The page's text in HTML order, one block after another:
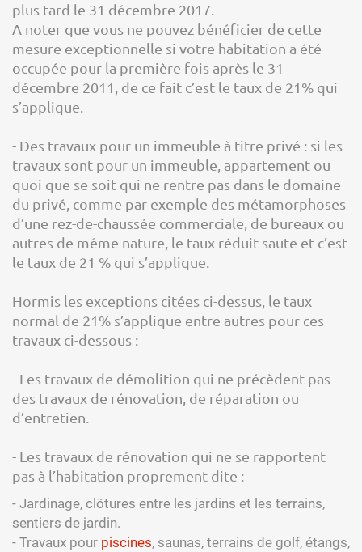
plus tard le 31 décembre 2017.
A noter que vous ne pouvez bénéficier de cette
mesure exceptionnelle si votre habitation a été
occupée pour la première fois après le 31
décembre 2011, de ce fait c’est le taux de 21% qui
s’applique.
- Des travaux pour un immeuble à titre privé : si les
travaux sont pour un immeuble, appartement ou
quoi que se soit qui ne rentre pas dans le domaine
du privé, comme par exemple des métamorphoses
d’une rez-de-chaussée commerciale, de bureaux ou
autres de même nature, le taux réduit saute et c’est
le taux de 21 % qui s’applique.
Hormis les exceptions citées ci-dessus, le taux
normal de 21% s’applique entre autres pour ces
travaux ci-dessous :
- Les travaux de démolition qui ne précèdent pas
des travaux de rénovation, de réparation ou
d’entretien.
- Les travaux de rénovation qui ne se rapportent
pas à l’habitation proprement dite :
- Jardinage, clôtures entre les jardins et les terrains,
sentiers de jardin.
- Travaux pour piscines, saunas, terrains de golf, étangs,